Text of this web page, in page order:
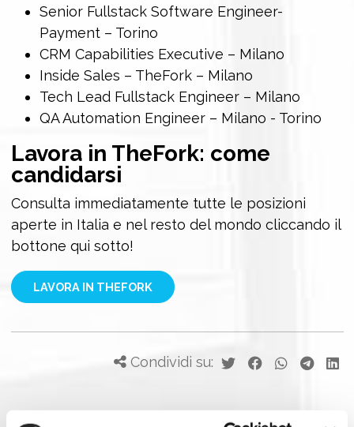
Senior Fullstack Software Engineer-
Payment – Torino
CRM Capabilities Executive – Milano
Inside Sales – TheFork – Milano
Tech Lead Fullstack Engineer – Milano
QA Automation Engineer – Milano - Torino
Lavora in TheFork: come
candidarsi
Consulta immediatamente tutte le posizioni
aperte in Italia e nel resto del mondo cliccando il
bottone qui sotto!
LAVORA IN THEFORK
Condividi su: